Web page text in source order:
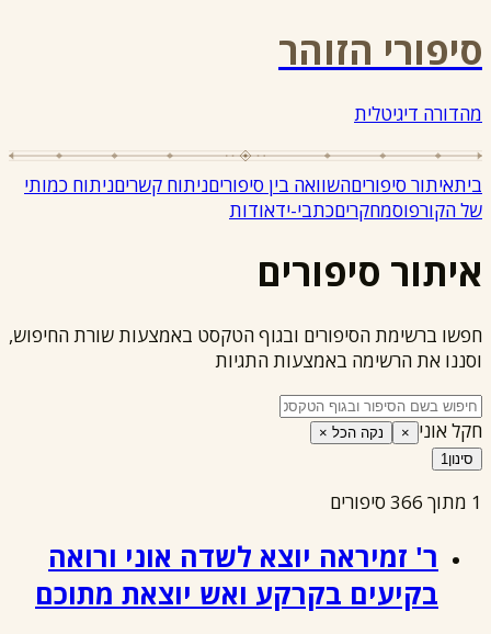
סיפורי הזוהר
מהדורה דיגיטלית
ביתאיתור סיפוריםהשוואה בין סיפוריםניתוח קשריםניתוח כמותי
של הקורפוסמחקריםכתבי-ידאודות
איתור סיפורים
חפשו ברשימת הסיפורים ובגוף הטקסט באמצעות שורת החיפוש,
וסננו את הרשימה באמצעות התגיות
חקל אוני ×
נקה הכל ×
סינון1
1 מתוך 366 סיפורים
ר' זמיראה יוצא לשדה אוני ורואה
בקיעים בקרקע ואש יוצאת מתוכם